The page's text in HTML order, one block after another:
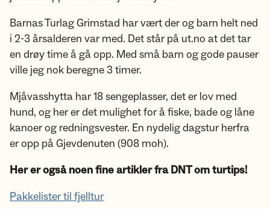
Barnas Turlag Grimstad har vært der og barn helt ned
i 2-3 årsalderen var med. Det står på ut.no at det tar
en drøy time å gå opp. Med små barn og gode pauser
ville jeg nok beregne 3 timer.
Mjåvasshytta har 18 sengeplasser, det er lov med
hund, og her er det mulighet for å fiske, bade og låne
kanoer og redningsvester. En nydelig dagstur herfra
er opp på Gjevdenuten (908 moh).
Her er også noen fine artikler fra DNT om turtips!
Pakkelister til fjelltur